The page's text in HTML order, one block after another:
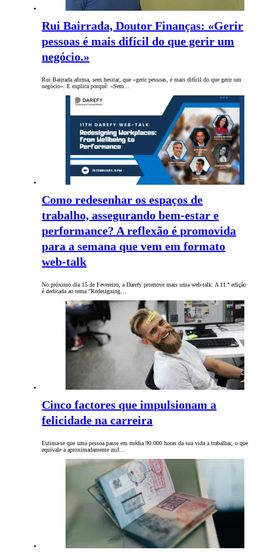
Rui Bairrada, Doutor Finanças: «Gerir
pessoas é mais difícil do que gerir um
negócio.»
Rui Bairrada afirma, sem hesitar, que «gerir pessoas, é mais difícil do que gerir um
negócio». E explica porquê: «Sem…
Como redesenhar os espaços de
trabalho, assegurando bem-estar e
performance? A reflexão é promovida
para a semana que vem em formato
web-talk
No próximo dia 15 de Fevereiro, a Darefy promove mais uma web-talk. A 11.ª edição
é dedicada ao tema "Redesigning…
Cinco factores que impulsionam a
felicidade na carreira
Estima-se que uma pessoa passe em média 90.000 horas da sua vida a trabalhar, o que
equivale a aproximadamente mil…